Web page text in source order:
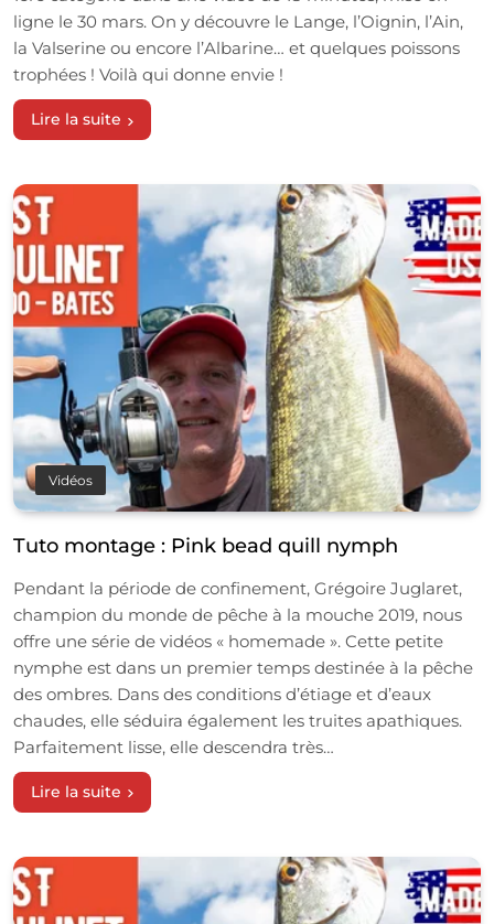
ligne le 30 mars. On y découvre le Lange, l’Oignin, l’Ain,
la Valserine ou encore l’Albarine… et quelques poissons
trophées ! Voilà qui donne envie !
Lire la suite
Vidéos
Tuto montage : Pink bead quill nymph
Pendant la période de confinement, Grégoire Juglaret,
champion du monde de pêche à la mouche 2019, nous
offre une série de vidéos « homemade ». Cette petite
nymphe est dans un premier temps destinée à la pêche
des ombres. Dans des conditions d’étiage et d’eaux
chaudes, elle séduira également les truites apathiques.
Parfaitement lisse, elle descendra très…
Lire la suite